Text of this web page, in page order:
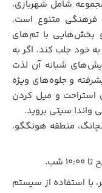
شامل شهربازی،
فرهنگی متنوع است.
و بخش‌هایی با تم‌های
به خود جلب کند. اگر به
شبانه آن لذت
و جلوه‌های ویژه
استراحت و میل کردن
واندا سیتی بروید.
منطقه هونگگو،
با استفاده از سیستم